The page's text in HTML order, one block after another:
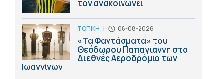
τον ανακοινώνει
ΤΟΠΙΚΗ | 08-08-2026
«Τα Φαντάσματα» του
Θεόδωρου Παπαγιάννη στο
Διεθνές Αεροδρόμιο των
Ιωαννίνων